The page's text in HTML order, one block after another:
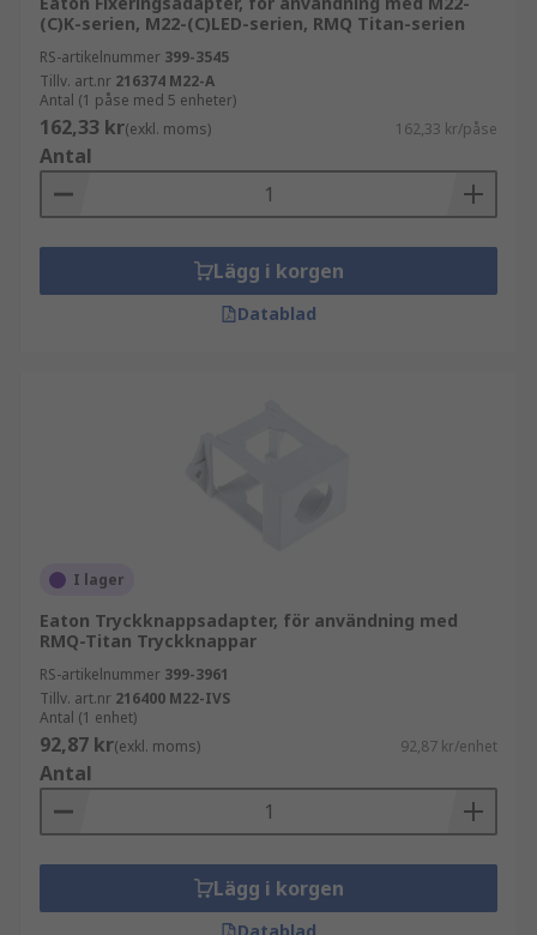
(C)K-serien, M22-(C)LED-serien, RMQ Titan-serien
RS-artikelnummer 399-3545
Tillv. art.nr 216374 M22-A
Antal (1 påse med 5 enheter)
162,33 kr(exkl. moms) 162,33 kr/påse
Antal
Lägg i korgen
Datablad
I lager
Eaton Tryckknappsadapter, för användning med
RMQ-Titan Tryckknappar
RS-artikelnummer 399-3961
Tillv. art.nr 216400 M22-IVS
Antal (1 enhet)
92,87 kr(exkl. moms) 92,87 kr/enhet
Antal
Lägg i korgen